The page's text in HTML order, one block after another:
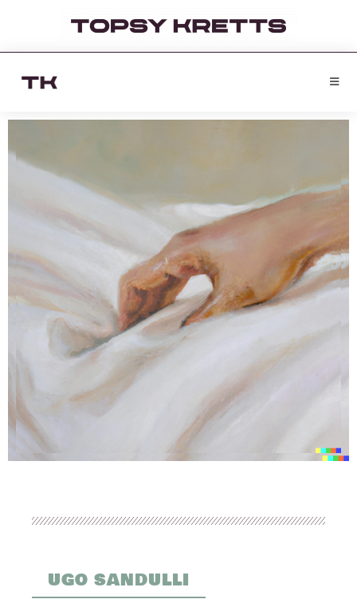
UGO SANDULLI